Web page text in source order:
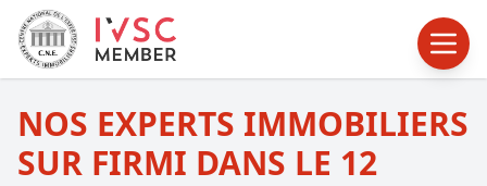
NOS EXPERTS IMMOBILIERS
SUR FIRMI DANS LE 12